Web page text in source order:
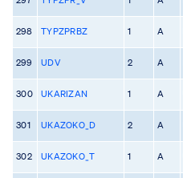
298 TYPZPRBZ 1 A
299 UDV 2 A
300 UKARIZAN 1 A
301 UKAZOKO_D 2 A
302 UKAZOKO_T 1 A